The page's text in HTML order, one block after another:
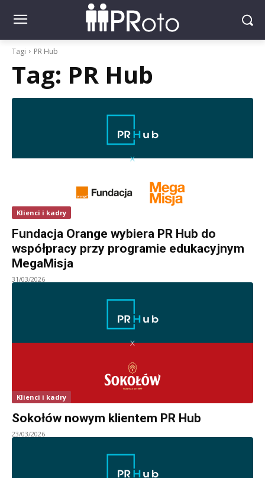
Tagi PR Hub
Tag: PR Hub
Klienci i kadry
Fundacja Orange wybiera PR Hub do
współpracy przy programie edukacyjnym
MegaMisja
31/03/2026
Klienci i kadry
Sokołów nowym klientem PR Hub
23/03/2026